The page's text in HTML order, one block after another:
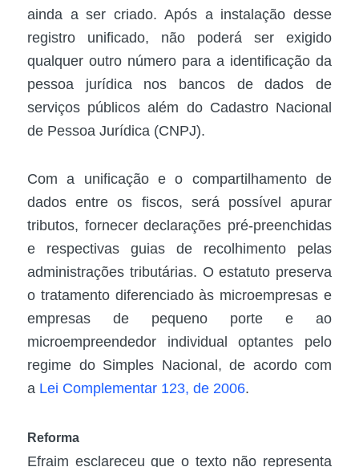
ainda a ser criado. Após a instalação desse
registro unificado, não poderá ser exigido
qualquer outro número para a identificação da
pessoa jurídica nos bancos de dados de
serviços públicos além do Cadastro Nacional
de Pessoa Jurídica (CNPJ).
Com a unificação e o compartilhamento de
dados entre os fiscos, será possível apurar
tributos, fornecer declarações pré-preenchidas
e respectivas guias de recolhimento pelas
administrações tributárias. O estatuto preserva
o tratamento diferenciado às microempresas e
empresas de pequeno porte e ao
microempreendedor individual optantes pelo
regime do Simples Nacional, de acordo com
a Lei Complementar 123, de 2006.
Reforma
Efraim esclareceu que o texto não representa